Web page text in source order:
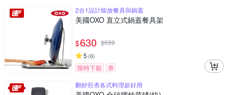
2合1設計能放餐具與鍋蓋
美國OXO 直立式鍋蓋餐具架
$630 $699
5 (6)
限時下殺
券
翻炒煎煮各式料理超好用